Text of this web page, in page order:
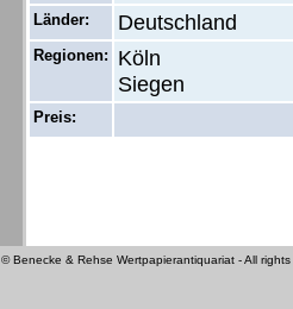
Länder: Deutschland
Regionen:
Köln
Siegen
Preis:
© Benecke & Rehse Wertpapierantiquariat - All